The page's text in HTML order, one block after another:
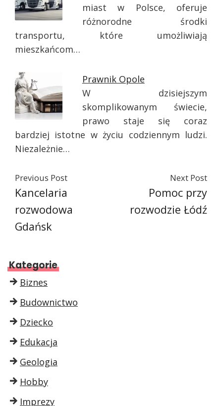
miast w Polsce, oferuje
różnorodne środki
transportu, które umożliwiają
mieszkańcom…
Prawnik Opole
W dzisiejszym
skomplikowanym świecie,
prawo staje się coraz
bardziej istotne w życiu codziennym ludzi.
Niezależnie…
Previous Post
Kancelaria
rozwodowa
Gdańsk
Next Post
Pomoc przy
rozwodzie Łódź
Kategorie
Biznes
Budownictwo
Dziecko
Edukacja
Geologia
Hobby
Imprezy